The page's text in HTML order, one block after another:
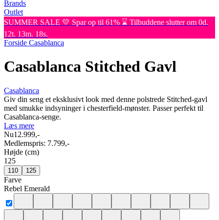
Brands
Outlet
SUMMER SALE 💛 Spar op til 61% ⌛ Tilbuddene slutter om 0d.
12t. 13m. 18s.
Forside Casablanca
Casablanca Stitched Gavl
Casablanca
Giv din seng et eksklusivt look med denne polstrede Stitched-gavl
med smukke indsyninger i chesterfield-mønster. Passer perfekt til
Casablanca-senge.
Læs mere
Nu12.999,-
Medlemspris: 7.799,-
Højde (cm)
125
110 125
Farve
Rebel Emerald